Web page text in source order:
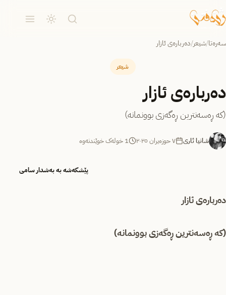
سەرەتا/شیعر/دەربارەی ئازار
شیعر
دەربارەی ئازار
(کە ڕەسەنترین ڕەگەزی بوونمانە)
شانیا ئاری ٧ حوزه‌یران ٢٠٢٥ 1 خولەک خوێندنەوە
پێشکەشە بە بەشدار سامی
دەربارەی ئازار
(کە ڕەسەنترین ڕەگەزی بوونمانە)